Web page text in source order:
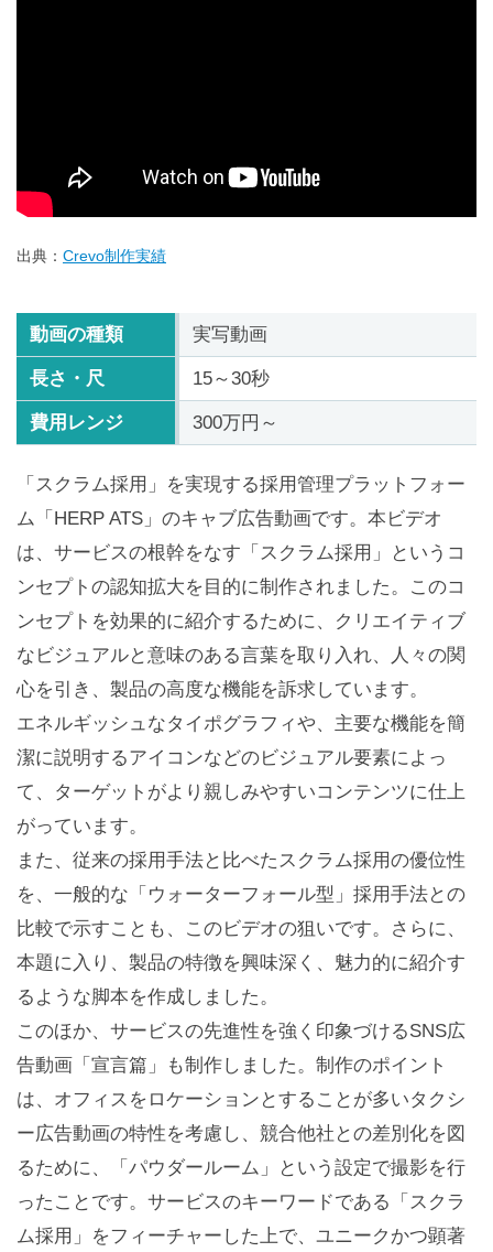
出典： Crevo制作実績
動画の種類 実写動画
長さ・尺 15～30秒
費用レンジ 300万円～
「スクラム採用」を実現する採用管理プラットフォー
ム「HERP ATS」のキャブ広告動画です。本ビデオ
は、サービスの根幹をなす「スクラム採用」というコ
ンセプトの認知拡大を目的に制作されました。このコ
ンセプトを効果的に紹介するために、クリエイティブ
なビジュアルと意味のある言葉を取り入れ、人々の関
心を引き、製品の高度な機能を訴求しています。
エネルギッシュなタイポグラフィや、主要な機能を簡
潔に説明するアイコンなどのビジュアル要素によっ
て、ターゲットがより親しみやすいコンテンツに仕上
がっています。
また、従来の採用手法と比べたスクラム採用の優位性
を、一般的な「ウォーターフォール型」採用手法との
比較で示すことも、このビデオの狙いです。さらに、
本題に入り、製品の特徴を興味深く、魅力的に紹介す
るような脚本を作成しました。
このほか、サービスの先進性を強く印象づけるSNS広
告動画「宣言篇」も制作しました。制作のポイント
は、オフィスをロケーションとすることが多いタクシ
ー広告動画の特性を考慮し、競合他社との差別化を図
るために、「パウダールーム」という設定で撮影を行
ったことです。サービスのキーワードである「スクラ
ム採用」をフィーチャーした上で、ユニークかつ顕著